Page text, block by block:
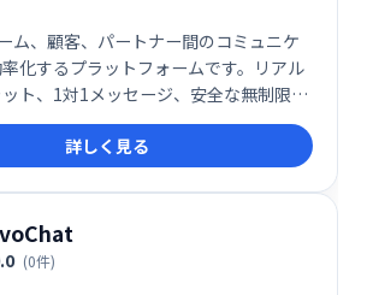
ム、顧客、パートナー間のコミュニケ
化するプラットフォームです。リアル
ト、1対1メッセージ、安全な無制限ク
ージ、高度なタスクマネージャーなどを
話、画面共有、ファイル共有にも対応
クトの整理や進捗管理をスムーズに行え
携機能も備え、既存ツールとの統合も
ム、部門、プロジェクト単位での整理
詳しく見る
(0件)